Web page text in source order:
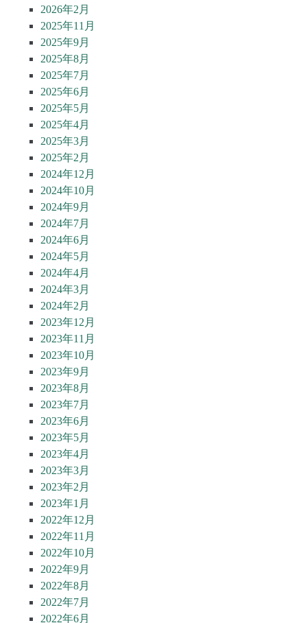
2026年2月
2025年11月
2025年9月
2025年8月
2025年7月
2025年6月
2025年5月
2025年4月
2025年3月
2025年2月
2024年12月
2024年10月
2024年9月
2024年7月
2024年6月
2024年5月
2024年4月
2024年3月
2024年2月
2023年12月
2023年11月
2023年10月
2023年9月
2023年8月
2023年7月
2023年6月
2023年5月
2023年4月
2023年3月
2023年2月
2023年1月
2022年12月
2022年11月
2022年10月
2022年9月
2022年8月
2022年7月
2022年6月